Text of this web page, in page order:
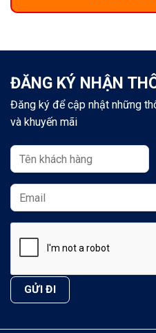
ĐĂNG KÝ NHẬN
Đăng ký để cập nhật những
và khuyến mãi